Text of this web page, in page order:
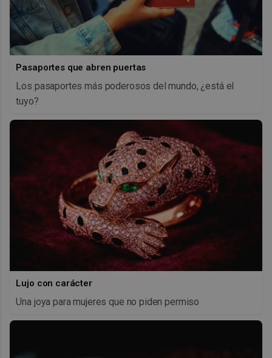
Pasaportes que abren puertas
Los pasaportes más poderosos del mundo, ¿está el
tuyo?
Lujo con carácter
Una joya para mujeres que no piden permiso